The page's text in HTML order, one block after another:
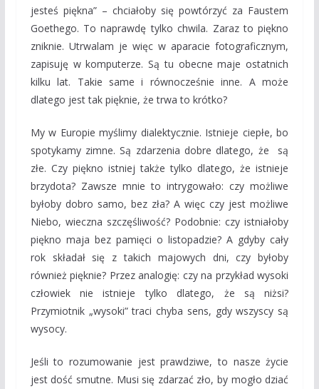
jesteś piękna” – chciałoby się powtórzyć za Faustem
Goethego. To naprawdę tylko chwila. Zaraz to piękno
zniknie. Utrwalam je więc w aparacie fotograficznym,
zapisuję w komputerze. Są tu obecne maje ostatnich
kilku lat. Takie same i równocześnie inne. A może
dlatego jest tak pięknie, że trwa to krótko?
My w Europie myślimy dialektycznie. Istnieje ciepłe, bo
spotykamy zimne. Są zdarzenia dobre dlatego, że są
złe. Czy piękno istniej także tylko dlatego, że istnieje
brzydota? Zawsze mnie to intrygowało: czy możliwe
byłoby dobro samo, bez zła? A więc czy jest możliwe
Niebo, wieczna szczęśliwość? Podobnie: czy istniałoby
piękno maja bez pamięci o listopadzie? A gdyby cały
rok składał się z takich majowych dni, czy byłoby
również pięknie? Przez analogię: czy na przykład wysoki
człowiek nie istnieje tylko dlatego, że są niżsi?
Przymiotnik „wysoki” traci chyba sens, gdy wszyscy są
wysocy.
Jeśli to rozumowanie jest prawdziwe, to nasze życie
jest dość smutne. Musi się zdarzać zło, by mogło dziać